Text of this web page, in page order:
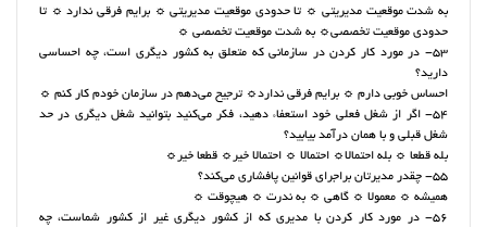
به شدت موقعیت مدیریتی ☼ تا حدودی موقعیت مدیریتی ☼ برایم فرقی ندارد ☼ تا
حدودی موقعیت تخصصی☼ به شدت موقعیت تخصصی ☼
53- در مورد کار کردن در سازمانی که متعلق به کشور دیگری است، چه احساسی
دارید؟
احساس خوبی دارم ☼ برایم فرقی ندارد☼ ترجیح می‌دهم در سازمان خودم کار کنم ☼
54- اگر از شغل فعلی خود استعفاء دهید، فکر می‌کنید بتوانید شغل دیگری در حد
شغل قبلی و با همان درآمد بیابید؟
بله قطعا ☼ بله احتمالا☼ احتمالا ☼ احتمالا خیر☼ قطعا خیر☼
55- چقدر مدیرتان براجرای قوانین پافشاری می‌کند؟
همیشه ☼ معمولا ☼ گاهی ☼ به ندرت ☼ هیچوقت ☼
56- در مورد کار کردن با مدیری که از کشور دیگری غیر از کشور شماست، چه